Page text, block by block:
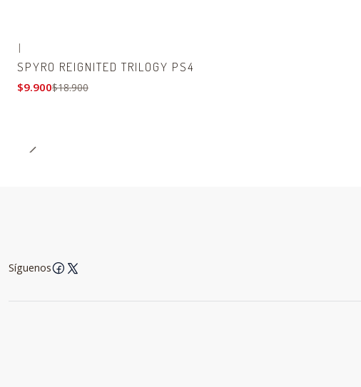
|
SPYRO REIGNITED TRILOGY PS4
$9.900$18.900
Síguenos